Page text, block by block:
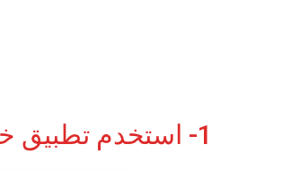
1- استخدم تطبيق خرائط الهاتف الذكي